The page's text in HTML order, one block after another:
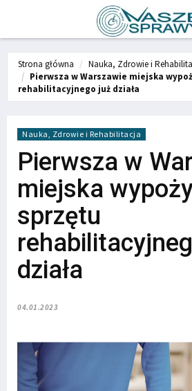
Strona główna
Nauka, Zdrowie i
Pierwsza w Warszawie miejska
rehabilitacyjnego już działa
Nauka, Zdrowie i Rehabilitacja
Pierwsza w
miejska
sprzętu
działa
04.01.2023